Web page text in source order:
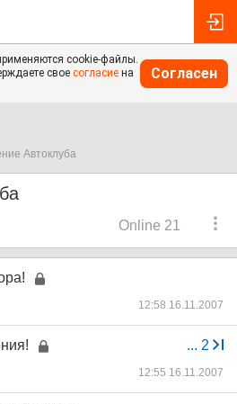
cookie-файлы.
свое согласие на
Согласен
Автоклуба
Online 21
12:58 16.11.2007
... 2
12:55 16.11.2007